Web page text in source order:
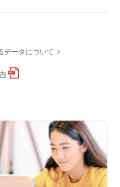
データについて